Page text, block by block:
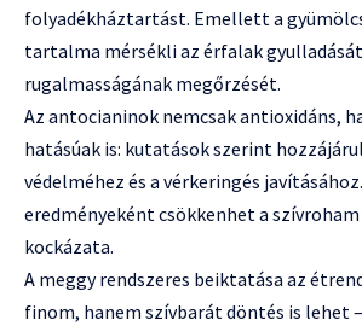
folyadékháztartást. Emellett a
tartalma mérsékli az érfalak
rugalmasságának megőrzését.
Az antocianinok nemcsak antioxidáns,
hatásúak is: kutatások szerint
védelméhez és a vérkeringés
eredményeként csökkenhet a szívroham
kockázata.
A meggy rendszeres beiktatása az
finom, hanem szívbarát döntés is lehet